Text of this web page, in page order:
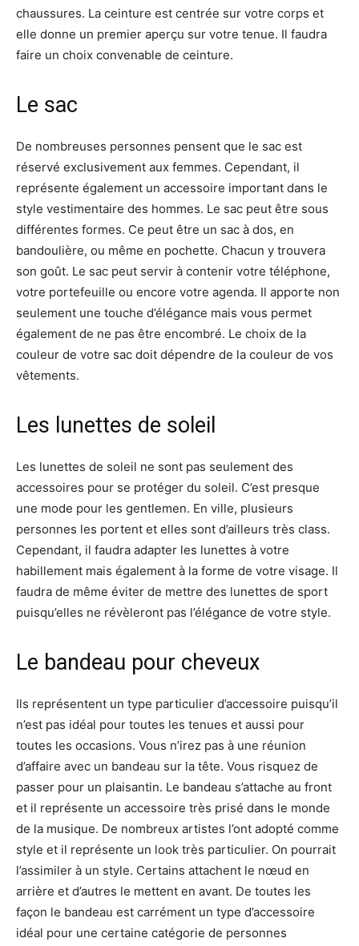
chaussures. La ceinture est centrée sur votre corps et
elle donne un premier aperçu sur votre tenue. Il faudra
faire un choix convenable de ceinture.
Le sac
De nombreuses personnes pensent que le sac est
réservé exclusivement aux femmes. Cependant, il
représente également un accessoire important dans le
style vestimentaire des hommes. Le sac peut être sous
différentes formes. Ce peut être un sac à dos, en
bandoulière, ou même en pochette. Chacun y trouvera
son goût. Le sac peut servir à contenir votre téléphone,
votre portefeuille ou encore votre agenda. Il apporte non
seulement une touche d’élégance mais vous permet
également de ne pas être encombré. Le choix de la
couleur de votre sac doit dépendre de la couleur de vos
vêtements.
Les lunettes de soleil
Les lunettes de soleil ne sont pas seulement des
accessoires pour se protéger du soleil. C’est presque
une mode pour les gentlemen. En ville, plusieurs
personnes les portent et elles sont d’ailleurs très class.
Cependant, il faudra adapter les lunettes à votre
habillement mais également à la forme de votre visage. Il
faudra de même éviter de mettre des lunettes de sport
puisqu’elles ne révèleront pas l’élégance de votre style.
Le bandeau pour cheveux
Ils représentent un type particulier d’accessoire puisqu’il
n’est pas idéal pour toutes les tenues et aussi pour
toutes les occasions. Vous n’irez pas à une réunion
d’affaire avec un bandeau sur la tête. Vous risquez de
passer pour un plaisantin. Le bandeau s’attache au front
et il représente un accessoire très prisé dans le monde
de la musique. De nombreux artistes l’ont adopté comme
style et il représente un look très particulier. On pourrait
l’assimiler à un style. Certains attachent le nœud en
arrière et d’autres le mettent en avant. De toutes les
façon le bandeau est carrément un type d’accessoire
idéal pour une certaine catégorie de personnes